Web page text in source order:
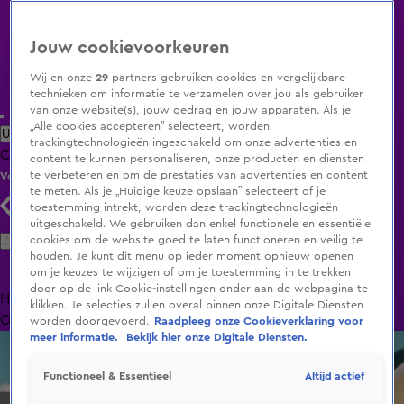
Uitzending Gemist Populaire programma's Zenders Genres
ClipsFilmsRadioSmart TV inlogShop
Volg KIJK
Zoeken
HomeUitzending Gemist Programma's De Bondgenoten
OranjezomerLivestreamsShop
Jouw cookievoorkeuren
Wij en onze29 partners gebruiken cookies en vergelijkbare
technieken om informatie te verzamelen over jou als gebruiker
van onze website(s), jouw gedrag en jouw apparaten. Als je
„Alle cookies accepteren” selecteert, worden
trackingtechnologieën ingeschakeld om onze advertenties en
content te kunnen personaliseren, onze producten en diensten
te verbeteren en om de prestaties van advertenties en content
te meten. Als je „Huidige keuze opslaan” selecteert of je
toestemming intrekt, worden deze trackingtechnologieën
uitgeschakeld. We gebruiken dan enkel functionele en essentiële
cookies om de website goed te laten functioneren en veilig te
houden. Je kunt dit menu op ieder moment opnieuw openen
om je keuzes te wijzigen of om je toestemming in te trekken
door op de link Cookie-instellingen onder aan de webpagina te
klikken. Je selecties zullen overal binnen onze Digitale Diensten
worden doorgevoerd.
Raadpleeg onze Cookieverklaring voor
meer informatie.
Bekijk hier onze Digitale Diensten.
Functioneel & Essentieel Altijd actief